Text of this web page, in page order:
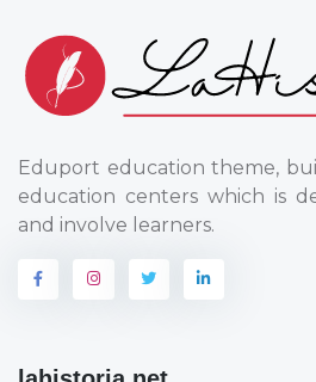
Eduport education theme,
education centers which is
and involve learners.